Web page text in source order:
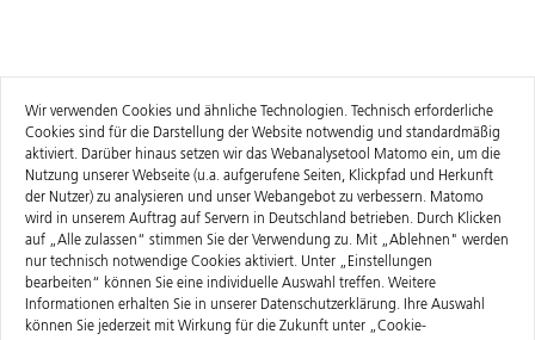
Wir verwenden Cookies und ähnliche Technologien. Technisch erforderliche
Cookies sind für die Darstellung der Website notwendig und standardmäßig
aktiviert. Darüber hinaus setzen wir das Webanalysetool Matomo ein, um die
Nutzung unserer Webseite (u.a. aufgerufene Seiten, Klickpfad und Herkunft
der Nutzer) zu analysieren und unser Webangebot zu verbessern. Matomo
wird in unserem Auftrag auf Servern in Deutschland betrieben. Durch Klicken
auf „Alle zulassen“ stimmen Sie der Verwendung zu. Mit „Ablehnen" werden
nur technisch notwendige Cookies aktiviert. Unter „Einstellungen
bearbeiten“ können Sie eine individuelle Auswahl treffen. Weitere
Informationen erhalten Sie in unserer Datenschutzerklärung. Ihre Auswahl
können Sie jederzeit mit Wirkung für die Zukunft unter „Cookie-